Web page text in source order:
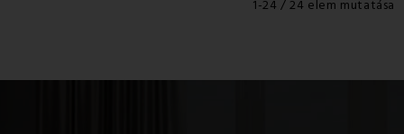
1-24 / 24 elem mutatása